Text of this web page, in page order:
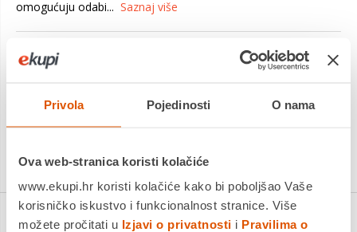
Privola Pojedinosti O nama
Ova web-stranica koristi kolačiće
www.ekupi.hr koristi kolačiće kako bi poboljšao Vaše
korisničko iskustvo i funkcionalnost stranice. Više
možete pročitati u Izjavi o privatnosti i Pravilima o
omogućuju odabi... Saznaj više
jednokratno i na rate
Povrat robe moguć unutar 14 dana
PROIZVOD JE NEDOSTUPAN
Detalji proizvoda